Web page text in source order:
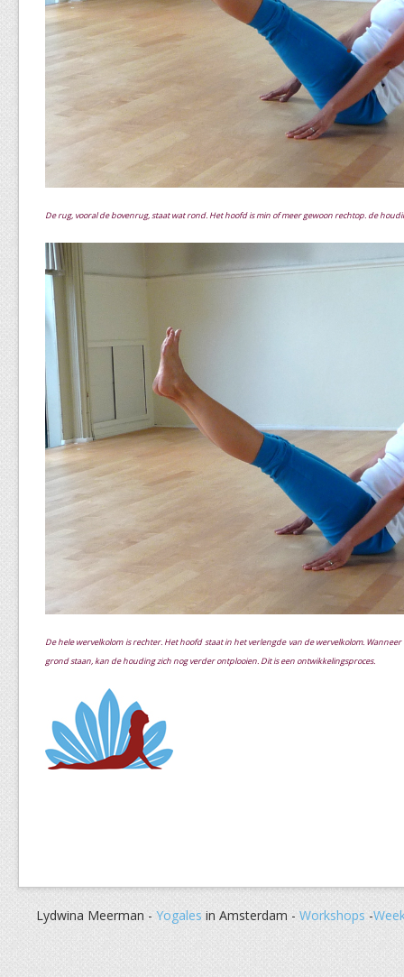
De rug, vooral de bovenrug, staat wat rond. Het hoofd is min of meer gewoon rechtop. de
De hele wervelkolom is rechter. Het hoofd staat in het verlengde van de wervelkolom.
grond staan, kan de houding zich nog verder ontplooien. Dit is een ontwikkelingsproces.
Lydwina Meerman - Yogales in Amsterdam - Workshops -